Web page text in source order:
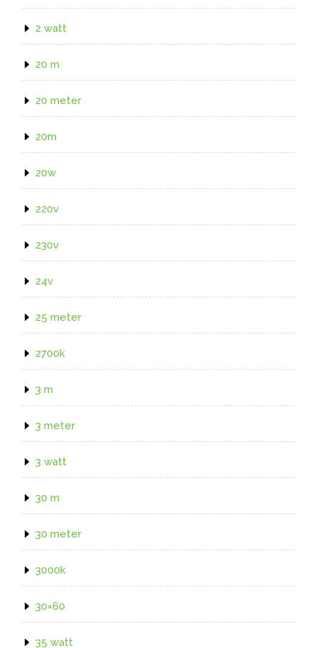
2 watt
20 m
20 meter
20m
20w
220v
230v
24v
25 meter
2700k
3 m
3 meter
3 watt
30 m
30 meter
3000k
30×60
35 watt